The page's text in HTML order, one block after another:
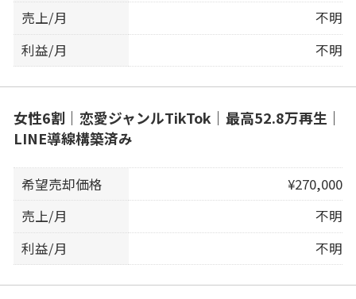
売上/月
不明
利益/月
不明
女性6割｜恋愛ジャンルTikTok｜最高52.8万再生｜
LINE導線構築済み
希望売却価格
¥270,000
売上/月
不明
利益/月
不明